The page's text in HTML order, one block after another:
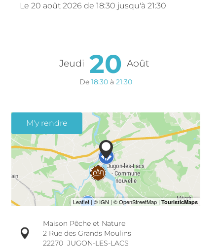
Le 20 août 2026 de 18:30 jusqu'à 21:30
Jeudi 20 Août
De 18:30 à 21:30
M'y rendre
Maison Pêche et Nature
2 Rue des Grands Moulins
22270 JUGON-LES-LACS